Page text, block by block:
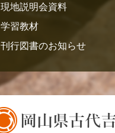
現地説明会資料
学習教材
刊行図書のお知らせ